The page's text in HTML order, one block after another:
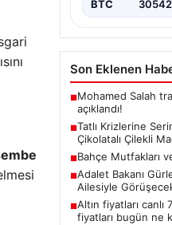
BTC
Son Eklenen
■Mohamed Salah
açıklandı!
■Tatlı Krizlerine
Çikolatalı Çilekli
■Bahçe Mutfakları
■Adalet Bakanı
Ailesiyle
■Altın fiyatları canlı
fiyatları bugün ne